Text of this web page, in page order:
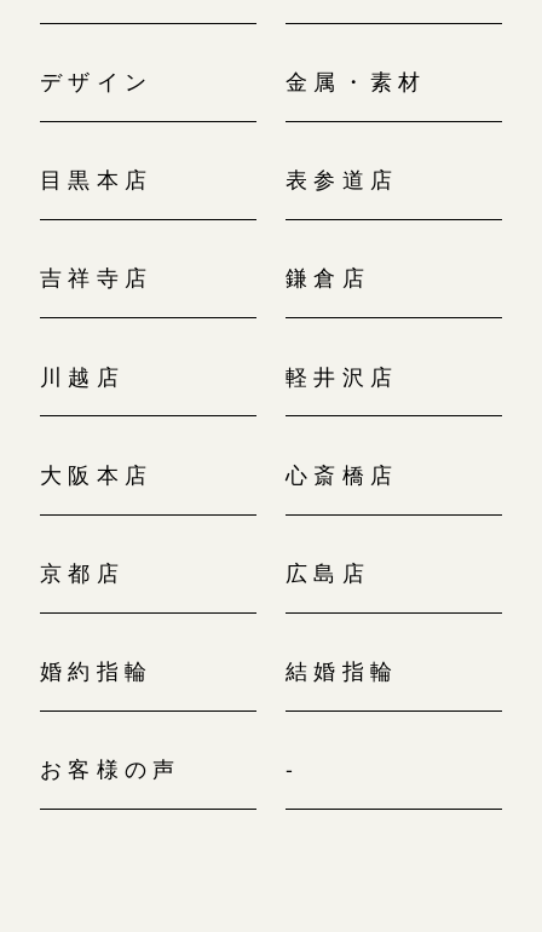
デザイン 金属・素材
目黒本店 表参道店
吉祥寺店 鎌倉店
川越店 軽井沢店
大阪本店 心斎橋店
京都店 広島店
婚約指輪 結婚指輪
お客様の声 -